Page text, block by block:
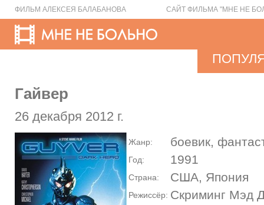
ФИЛЬМ АЛЕКСЕЯ БАЛАБАНОВА САЙТ ФИЛЬМА "МНЕ НЕ
Гайвер
26 декабря 2012 г.
Жанр: боевик,
Год: 1991
Страна: США, Япония
Режиссёр: Скриминг Мэд